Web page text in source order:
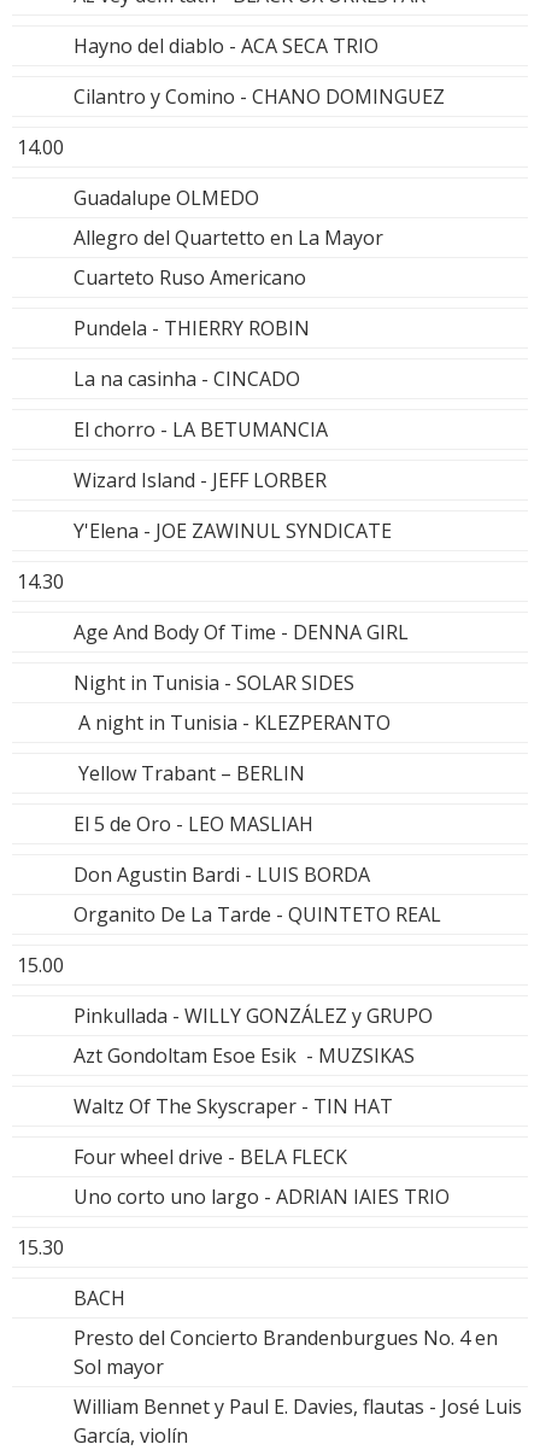
Hayno del diablo - ACA SECA TRIO
Cilantro y Comino - CHANO DOMINGUEZ
14.00
Guadalupe OLMEDO
Allegro del Quartetto en La Mayor
Cuarteto Ruso Americano
Pundela - THIERRY ROBIN
La na casinha - CINCADO
El chorro - LA BETUMANCIA
Wizard Island - JEFF LORBER
Y'Elena - JOE ZAWINUL SYNDICATE
14.30
Age And Body Of Time - DENNA GIRL
Night in Tunisia - SOLAR SIDES
A night in Tunisia - KLEZPERANTO
Yellow Trabant – BERLIN
El 5 de Oro - LEO MASLIAH
Don Agustin Bardi - LUIS BORDA
Organito De La Tarde - QUINTETO REAL
15.00
Pinkullada - WILLY GONZÁLEZ y GRUPO
Azt Gondoltam Esoe Esik - MUZSIKAS
Waltz Of The Skyscraper - TIN HAT
Four wheel drive - BELA FLECK
Uno corto uno largo - ADRIAN IAIES TRIO
15.30
BACH
Presto del Concierto Brandenburgues No. 4 en
Sol mayor
William Bennet y Paul E. Davies, flautas - José Luis
García, violín